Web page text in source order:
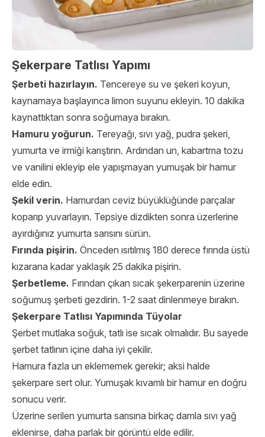
Şekerpare Tatlısı Yapımı
Şerbeti hazırlayın. Tencereye su ve şekeri koyun,
kaynamaya başlayınca limon suyunu ekleyin. 10 dakika
kaynattıktan sonra soğumaya bırakın.
Hamuru yoğurun. Tereyağı, sıvı yağ, pudra şekeri,
yumurta ve irmiği karıştırın. Ardından un, kabartma tozu
ve vanilini ekleyip ele yapışmayan yumuşak bir hamur
elde edin.
Şekil verin. Hamurdan ceviz büyüklüğünde parçalar
koparıp yuvarlayın. Tepsiye dizdikten sonra üzerlerine
ayırdığınız yumurta sarısını sürün.
Fırında pişirin. Önceden ısıtılmış 180 derece fırında üstü
kızarana kadar yaklaşık 25 dakika pişirin.
Şerbetleme. Fırından çıkan sıcak şekerparenin üzerine
soğumuş şerbeti gezdirin. 1-2 saat dinlenmeye bırakın.
Şekerpare Tatlısı Yapımında Tüyolar
Şerbet mutlaka soğuk, tatlı ise sıcak olmalıdır. Bu sayede
şerbet tatlının içine daha iyi çekilir.
Hamura fazla un eklememek gerekir; aksi halde
şekerpare sert olur. Yumuşak kıvamlı bir hamur en doğru
sonucu verir.
Üzerine serilen yumurta sarısına birkaç damla sıvı yağ
eklenirse, daha parlak bir görüntü elde edilir.